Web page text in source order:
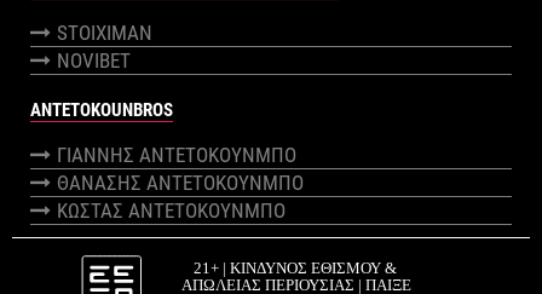
STOIXIMAN
NOVIBET
ANTETOKOUNBROS
ΓΙΑΝΝΗΣ ΑΝΤΕΤΟΚΟΥΝΜΠΟ
ΘΑΝΑΣΗΣ ΑΝΤΕΤΟΚΟΥΝΜΠΟ
ΚΩΣΤΑΣ ΑΝΤΕΤΟΚΟΥΝΜΠΟ